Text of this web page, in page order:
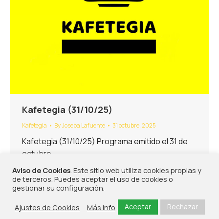
Kafetegia (31/10/25)
Kafetegia ByJoseba Lafuente 31 octubre, 2025
Kafetegia (31/10/25) Programa emitido el 31 de
octubre.
©2026 - Portu Radio | Todos los derechos reservados | Diseñado porFrikitek|
Aviso de Cookies. Este sitio web utiliza cookies propias y
de terceros. Puedes aceptar el uso de cookies o
gestionar su configuración.
Ajustes de Cookies
Más Info Aceptar Rechazar